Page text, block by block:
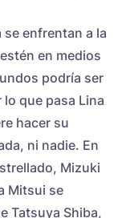
se enfrentan a la
en medios
podría ser
que pasa Lina
hacer su
ni nadie. En
Mizuki
Mitsui se
Tatsuya Shiba,